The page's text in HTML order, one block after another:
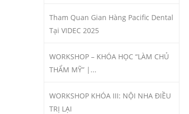
Tham Quan Gian Hàng Pacific Dental
Tại VIDEC 2025
WORKSHOP – KHÓA HỌC “LÀM CHỦ
THẨM MỸ” |...
WORKSHOP KHÓA III: NỘI NHA ĐIỀU
TRỊ LẠI